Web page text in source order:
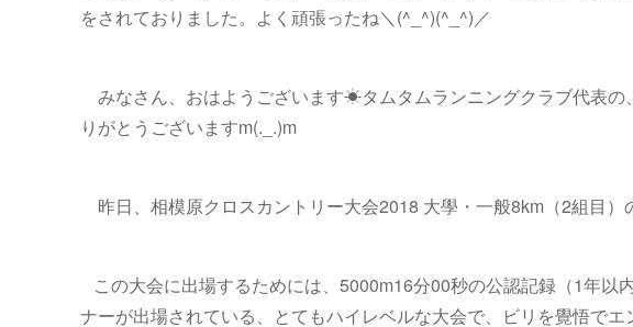
をされておりました。よく頑張ったね＼(^_^)(^_^)／
みなさん、おはようございます☀タムタムランニングクラブ代表の
りがとうございますm(._.)m
昨日、相模原クロスカントリー大会2018 大學・一般8km（2組目）
この大会に出場するためには、5000m16分00秒の公認記録（1年以
ナーが出場されている、とてもハイレベルな大会で、ビリを覺悟でエ